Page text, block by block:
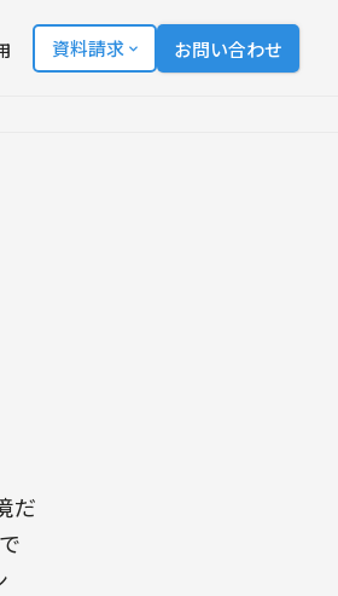
資料請求 お問い合わせ
だ